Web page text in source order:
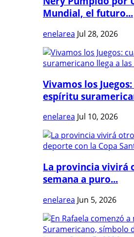
Mundial, el futuro...
enelarea Jul 28, 2026
Vivamos los
espíritu
enelarea Jul 10, 2026
La provincia vivirá
semana a puro...
enelarea Jun 5, 2026